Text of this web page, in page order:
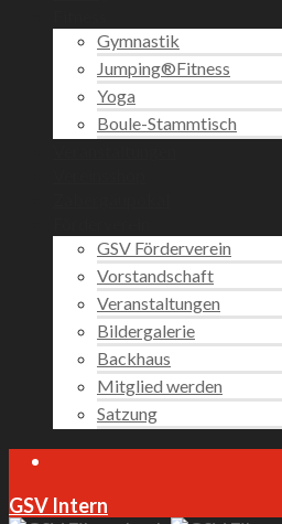
Gymnastik
Jumping®Fitness
Yoga
Boule-Stammtisch
GSV Förderverein
Vorstandschaft
Veranstaltungen
Bildergalerie
Backhaus
Mitglied werden
Satzung
GSV Intern